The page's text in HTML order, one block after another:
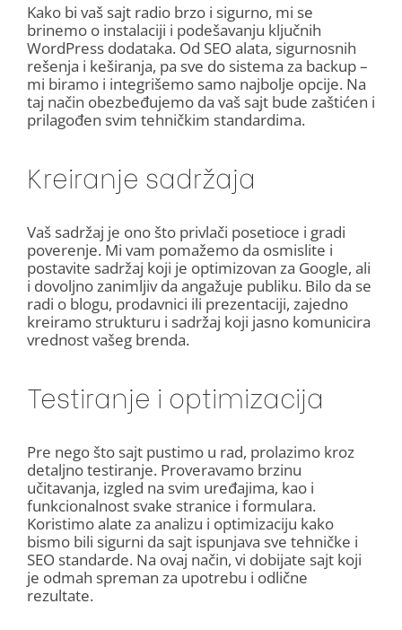
Kako bi vaš sajt radio brzo i sigurno, mi se
brinemo o instalaciji i podešavanju ključnih
WordPress dodataka. Od SEO alata, sigurnosnih
rešenja i keširanja, pa sve do sistema za backup –
mi biramo i integrišemo samo najbolje opcije. Na
taj način obezbeđujemo da vaš sajt bude zaštićen i
prilagođen svim tehničkim standardima.
Kreiranje sadržaja
Vaš sadržaj je ono što privlači posetioce i gradi
poverenje. Mi vam pomažemo da osmislite i
postavite sadržaj koji je optimizovan za Google, ali
i dovoljno zanimljiv da angažuje publiku. Bilo da se
radi o blogu, prodavnici ili prezentaciji, zajedno
kreiramo strukturu i sadržaj koji jasno komunicira
vrednost vašeg brenda.
Testiranje i optimizacija
Pre nego što sajt pustimo u rad, prolazimo kroz
detaljno testiranje. Proveravamo brzinu
učitavanja, izgled na svim uređajima, kao i
funkcionalnost svake stranice i formulara.
Koristimo alate za analizu i optimizaciju kako
bismo bili sigurni da sajt ispunjava sve tehničke i
SEO standarde. Na ovaj način, vi dobijate sajt koji
je odmah spreman za upotrebu i odlične
rezultate.